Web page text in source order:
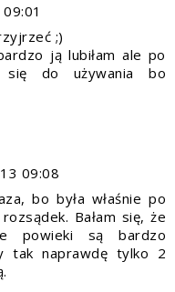
;)
ją lubiłam ale po
się do używania bo
09:08
bo była właśnie po
Bałam się, że
powieki są bardzo
tak naprawdę tylko 2